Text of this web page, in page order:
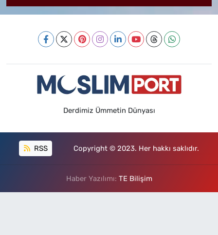
Derdimiz Ümmetin Dünyası
RSS Copyright © 2023. Her hakkı saklıdır.
Haber Yazılımı: TE Bilişim